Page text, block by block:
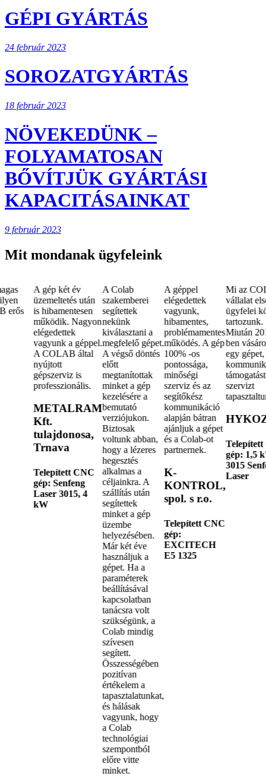
GÉPI GYÁRTÁS
24 február 2023
SOROZATGYÁRTÁS
18 február 2023
NÖVEKEDÜNK –
FOLYAMATOSAN
BŐVÍTJÜK GYÁRTÁSI
KAPACITÁSAINKAT
9 február 2023
Mit mondanak ügyfeleink
erős
A gép két év
üzemeltetés után
is hibamentesen
működik. Nagyon
elégedettek
vagyunk a géppel.
A COLAB által
nyújtott
gépszerviz is
professzionális.
METALRAM
Kft.
tulajdonosa,
Trnava
Telepített CNC
gép:Senfeng
Laser 3015, 4
kW
A Colab
szakemberei
segítettek
nekünk
kiválasztani a
megfelelő gépet.
A végső döntés
előtt
megtanítottak
minket a gép
kezelésére a
bemutató
verziójukon.
Biztosak
voltunk abban,
hogy a lézeres
hegesztés
alkalmas a
céljainkra. A
szállítás után
segítettek
minket a gép
üzembe
helyezésében.
Már két éve
használjuk a
gépet. Ha a
paraméterek
beállításával
kapcsolatban
tanácsra volt
szükségünk, a
Colab mindig
szívesen
segített.
Összességében
pozitívan
értékelem a
tapasztalatunkat,
és hálásak
vagyunk, hogy
a Colab
technológiai
szempontból
előre vitte
minket.
A géppel
elégedettek
vagyunk,
hibamentes,
problémamentes
működés. A gép
100% -os
pontossága,
minőségi
szerviz és az
segítőkész
kommunikáció
alapján bátran
ajánljuk a gépet
és a Colab-ot
partnernek.
K-
KONTROL,
spol. s r.o.
Telepített CNC
gép:
EXCITECH
E5 1325
Mi az
vállalat
ügyfelei
tartozunk.
Miután
ben
egy
szervizt
Telepített
gép:1,5
3015
Laser